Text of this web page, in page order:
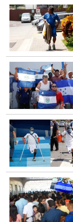
1
minute,
15
seconds